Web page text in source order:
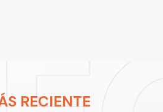
RECIENTE